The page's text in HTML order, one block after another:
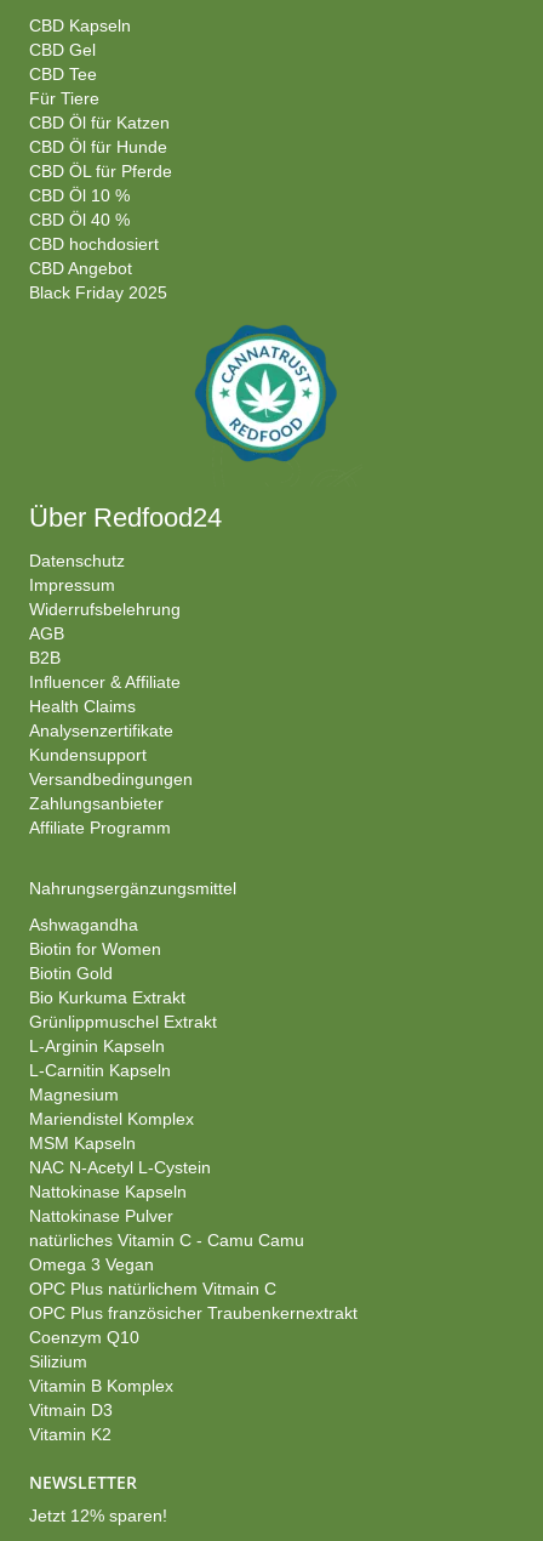
CBD Kapseln
CBD Gel
CBD Tee
Für Tiere
CBD Öl für Katzen
CBD Öl für Hunde
CBD ÖL für Pferde
CBD Öl 10 %
CBD Öl 40 %
CBD hochdosiert
CBD Angebot
Black Friday 2025
Über Redfood24
Datenschutz
Impressum
Widerrufsbelehrung
AGB
B2B
Influencer & Affiliate
Health Claims
Analysenzertifikate
Kundensupport
Versandbedingungen
Zahlungsanbieter
Affiliate Programm
Nahrungsergänzungsmittel
Ashwagandha
Biotin for Women
Biotin Gold
Bio Kurkuma Extrakt
Grünlippmuschel Extrakt
L-Arginin Kapseln
L-Carnitin Kapseln
Magnesium
Mariendistel Komplex
MSM Kapseln
NAC N-Acetyl L-Cystein
Nattokinase Kapseln
Nattokinase Pulver
natürliches Vitamin C - Camu Camu
Omega 3 Vegan
OPC Plus natürlichem Vitmain C
OPC Plus französicher Traubenkernextrakt
Coenzym Q10
Silizium
Vitamin B Komplex
Vitmain D3
Vitamin K2
NEWSLETTER
Jetzt 12% sparen!